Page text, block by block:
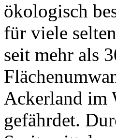
ökologisch
für viele
seit mehr als
Ackerland im
gefährdet.